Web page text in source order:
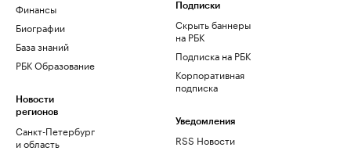
Финансы
Биографии
База знаний
РБК Образование
Новости
регионов
Санкт-Петербург
и область
Подписки
Скрыть баннеры
на РБК
Подписка на РБК
Корпоративная
подписка
Уведомления
RSS Новости